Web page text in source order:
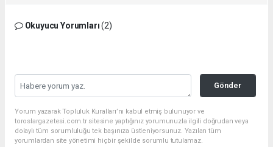
Okuyucu Yorumları(2)
Gönder
Yorum yazarak Topluluk Kuralları’nı kabul etmiş bulunuyor ve
toroslargazetesi.com.tr sitesine yaptığınız yorumunuzla ilgili doğrudan veya
dolaylı tüm sorumluluğu tek başınıza üstleniyorsunuz. Yazılan tüm
yorumlardan site yönetimi hiçbir şekilde sorumlu tutulamaz.